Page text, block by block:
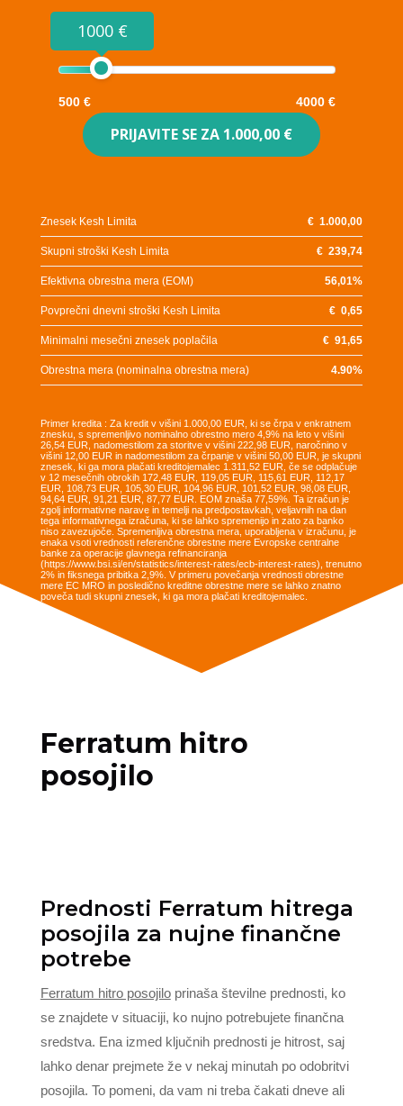
1000 €
500 € 4000 €
PRIJAVITE SE ZA 1.000,00 €
Znesek Kesh Limita €1.000,00
Skupni stroški Kesh Limita €239,74
Efektivna obrestna mera (EOM) 56,01%
Povprečni dnevni stroški Kesh Limita €0,65
Minimalni mesečni znesek poplačila €91,65
Obrestna mera (nominalna obrestna mera) 4.90%
Primer kredita : Za kredit v višini 1.000,00 EUR, ki se črpa v enkratnem
znesku, s spremenljivo nominalno obrestno mero 4,9% na leto v višini
26,54 EUR, nadomestilom za storitve v višini 222,98 EUR, naročnino v
višini 12,00 EUR in nadomestilom za črpanje v višini 50,00 EUR, je skupni
znesek, ki ga mora plačati kreditojemalec 1.311,52 EUR, če se odplačuje
v 12 mesečnih obrokih 172,48 EUR, 119,05 EUR, 115,61 EUR, 112,17
EUR, 108,73 EUR, 105,30 EUR, 104,96 EUR, 101,52 EUR, 98,08 EUR,
94,64 EUR, 91,21 EUR, 87,77 EUR. EOM znaša 77,59%. Ta izračun je
zgolj informativne narave in temelji na predpostavkah, veljavnih na dan
tega informativnega izračuna, ki se lahko spremenijo in zato za banko
niso zavezujoče. Spremenljiva obrestna mera, uporabljena v izračunu, je
enaka vsoti vrednosti referenčne obrestne mere Evropske centralne
banke za operacije glavnega refinanciranja
(https://www.bsi.si/en/statistics/interest-rates/ecb-interest-rates), trenutno
2% in fiksnega pribitka 2,9%. V primeru povečanja vrednosti obrestne
mere EC MRO in posledično kreditne obrestne mere se lahko znatno
poveča tudi skupni znesek, ki ga mora plačati kreditojemalec.
Ferratum hitro
posojilo
Prednosti Ferratum hitrega
posojila za nujne finančne
potrebe
Ferratum hitro posojiloprinaša številne prednosti, ko
se znajdete v situaciji, ko nujno potrebujete finančna
sredstva. Ena izmed ključnih prednosti je hitrost, saj
lahko denar prejmete že v nekaj minutah po odobritvi
posojila. To pomeni, da vam ni treba čakati dneve ali